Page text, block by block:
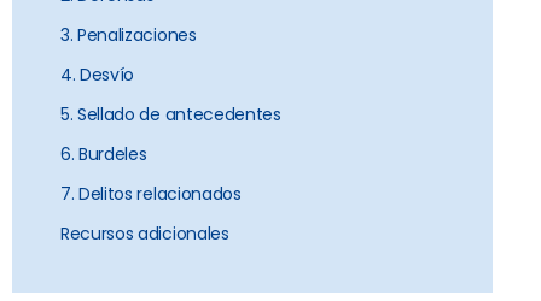
3. Penalizaciones
4. Desvío
5. Sellado de antecedentes
6. Burdeles
7. Delitos relacionados
Recursos adicionales